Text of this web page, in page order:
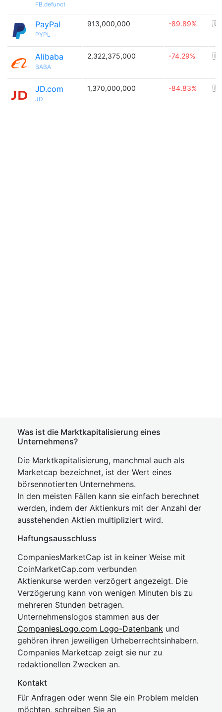
FB.defunct
PayPal
PYPL
913,000,000 -89.89%
Alibaba
BABA
2,322,375,000 -74.29%
JD.com
JD
1,370,000,000 -84.83%
Was ist die Marktkapitalisierung eines
Unternehmens?
Die Marktkapitalisierung, manchmal auch als
Marketcap bezeichnet, ist der Wert eines
börsennotierten Unternehmens.
In den meisten Fällen kann sie einfach berechnet
werden, indem der Aktienkurs mit der Anzahl der
ausstehenden Aktien multipliziert wird.
Haftungsausschluss
CompaniesMarketCap ist in keiner Weise mit
CoinMarketCap.com verbunden
Aktienkurse werden verzögert angezeigt. Die
Verzögerung kann von wenigen Minuten bis zu
mehreren Stunden betragen.
Unternehmenslogos stammen aus der
CompaniesLogo.com Logo-Datenbank und
gehören ihren jeweiligen Urheberrechtsinhabern.
Companies Marketcap zeigt sie nur zu
redaktionellen Zwecken an.
Kontakt
Für Anfragen oder wenn Sie ein Problem melden
möchten, schreiben Sie an